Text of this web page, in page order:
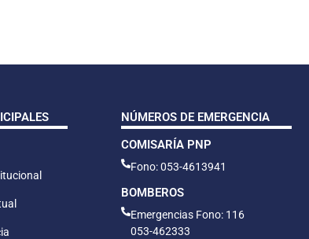
NÚMEROS DE EMERGENCIA
COMISARÍA PNP
Fono: 053-4613941
BOMBEROS
Emergencias Fono: 116
053-462333